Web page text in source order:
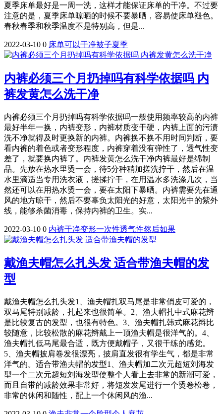
夏季床单最好是一周一洗，这样才能保证床单的干净。不过要
注意的是，夏季床单晾晒的时候不要暴晒，容易使床单褪色。
春秋春季和秋季温度不是特别高，但是...
2022-03-10 0 床单可以干净被子夏季
内裤必须三个月扔掉吗有科学依据吗 内
裤发黄怎么洗干净
内裤必须三个月扔掉吗有科学依据吗一般使用频率较高的内裤
最好半年一换，内裤变形，内裤材质变干硬，内裤上面的污渍
洗不净就得及时更换新的内裤。内裤换不换不用时间判断，要
看内裤的着色或者变形程度，内裤穿着没有弹性了，透气性变
差了，就要换内裤了。内裤发黄怎么洗干净内裤最好是绵制
品。先放在热水里烫一会，待5分种稍加搓洗拧干，然后在温
水里滴适当专用洗衣液，搓揉拧干，在用温水多洗涤几次，当
然还可以在用热水烫一会，要在太阳下暴晒。内裤需要先在通
风的地方晾干，然后不要辜负太阳光的好意，太阳光中的紫外
线，能够杀菌消毒，保持内裤的卫生。实...
2022-03-10 0 内裤干净变形一次性透气性然后如果
​戴渔夫帽怎么扎头发 适合带渔夫帽的发
型
戴渔夫帽怎么扎头发1、渔夫帽扎双马尾是非常俏皮可爱的，
双马尾特别减龄，扎起来也很简单。2、渔夫帽扎中式麻花辫
是比较复古的发型，也很有特色。3、渔夫帽扎韩式麻花辫比
较随意，比较松散的麻花辫戴上一顶渔夫帽是很洋气的。4、
渔夫帽扎低马尾最合适，既方便戴帽子，又很干练的感觉。
5、渔夫帽披肩卷发很漂亮，披肩直发很有学生气，都是非常
洋气的。适合带渔夫帽的发型1、渔夫帽加二次元超短刘海发
型一个二次元超短刘海发型使整个人看上去非常的新潮可爱，
而且自带的减龄效果非常好，将短发发尾进行一个烫卷松卷，
非常的休闲和随性，配上一个休闲风的渔...